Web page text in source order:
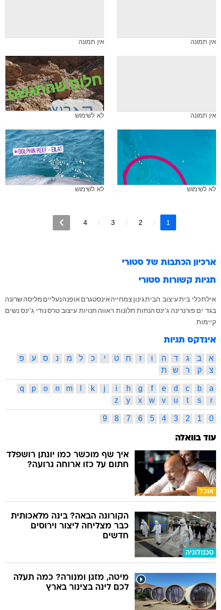
אין תמונה אין תמונה
אין תמונה לא לשימוש
לא לשימוש לא לשימוש
1
2
3
4
ארכיון הכתבות של סטורי
תגיות קשורות סטורי
אילתכלי ביתעיצוב הביתגינון צמחייהאינסטגרם אופנהנעלייםמליסהשרונה
בגד ים פורנרינה ג'ינסהנחות חלונות ראווה חנויות עיצוב טרסנודי ג'ינסנשים
קיימות
אינדקס תגיות
א ב ג ד ה ו ז ח ט י כ ל מ נ ס ע
פ
צ
ק ר ש ת
a
b
c
d
e
f
g
h
i
j
k
m
n
o
p
q
r
s
t
u
v
w
x
y
z
0
1
2
3
4
5
6
7
8
9
עוד בוואלה
אוכל
איך שף מוכשר כמו יונתן רושפלד
חתום על כזו ארוחה גרועה?
טכנולוגיה
הקורונה הבאה? בינה מלאכותית
כבר מצליחה ליצור וירוסים
חדשים
מיטה, מזגן ומנורה? כמה תעלה
לכם לינה בצינור בארץ